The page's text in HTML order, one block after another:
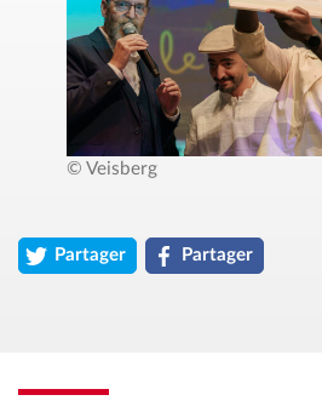
© Veisberg
Partager
l'article « Festival Ciné Lumière :
Partager
l'article « Festival